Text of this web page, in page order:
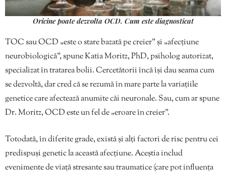
Oricine poate dezvolta OCD. Cum este diagnosticat
TOC sau OCD „este o stare bazată pe creier” și „afecțiune
neurobiologică”, spune Katia Moritz, PhD, psiholog autorizat,
specializat în tratarea bolii. Cercetătorii încă își dau seama cum
se dezvoltă, dar cred că se rezumă în mare parte la variațiile
genetice care afectează anumite căi neuronale. Sau, cum ar spune
Dr. Moritz, OCD este un fel de „eroare în creier”.
Totodată, în diferite grade, există și alți factori de risc pentru cei
predispuși genetic la această afecțiune. Aceștia includ
evenimente de viață stresante sau traumatice (care pot influența